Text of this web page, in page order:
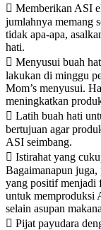
 Memberikan ASI
jumlahnya memang
tidak apa-apa,
hati.
 Menyusui buah
lakukan di minggu
Mom’s menyusui.
meningkatkan
 Latih buah hati
bertujuan agar
ASI seimbang.
 Istirahat yang
Bagaimanapun juga,
yang positif menjadi
untuk memproduksi
selain asupan
 Pijat payudara